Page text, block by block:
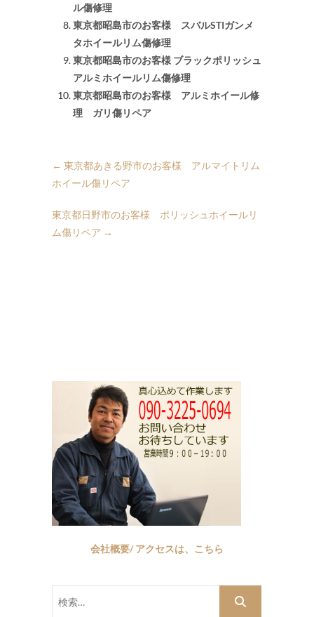
ル傷修理
東京都昭島市のお客様 スバルSTIガンメ
タホイールリム傷修理
東京都昭島市のお客様 ブラックポリッシュ
アルミホイールリム傷修理
東京都昭島市のお客様 アルミホイール修
理 ガリ傷リペア
← 東京都あきる野市のお客様 アルマイトリム
ホイール傷リペア
東京都日野市のお客様 ポリッシュホイールリ
ム傷リペア →
会社概要/ アクセスは、こちら